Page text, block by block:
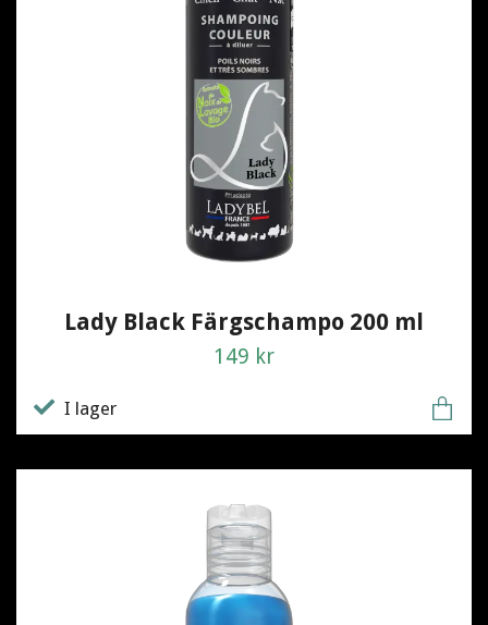
Lady Black Färgschampo 200 ml
149 kr
I lager